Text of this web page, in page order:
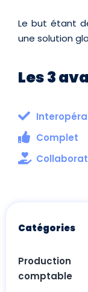
Catégories
Production
comptable
Le but étant
une solution
Les 3
Complet